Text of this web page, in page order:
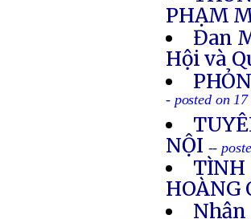
PHẠM
Đan
Hội và
- posted on
NỘI --
TÌNH
HOÀNG
Nhận